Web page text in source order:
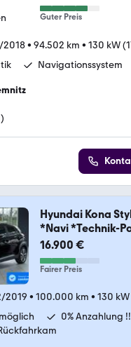
Guter Preis
2018• 94.502 km • 130 kW
Navigationssystem
)
Hyundai Kona
*Navi *Technik-
16.900 €
Fairer Preis
2019 • 100.000 km • 130 kW
0% Anzahlung